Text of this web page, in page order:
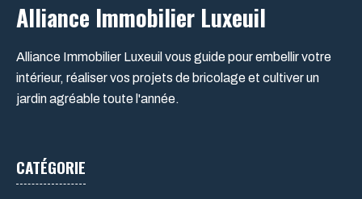
Alliance Immobilier Luxeuil
Alliance Immobilier Luxeuil vous guide pour embellir votre
intérieur, réaliser vos projets de bricolage et cultiver un
jardin agréable toute l'année.
CATÉGORIE